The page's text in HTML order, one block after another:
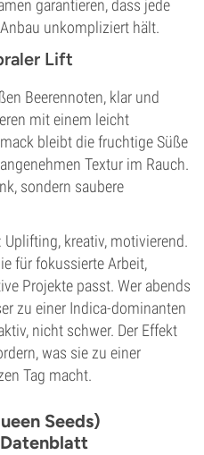
garantieren, dass jede
unkompliziert hält.
Lift
Beerennoten, klar und
mit einem leicht
bleibt die fruchtige Süße
Textur im Rauch.
sondern saubere
kreativ, motivierend.
für fokussierte Arbeit,
Projekte passt. Wer abends
zu einer Indica-dominanten
nicht schwer. Der Effekt
was sie zu einer
Tag macht.
Seeds)